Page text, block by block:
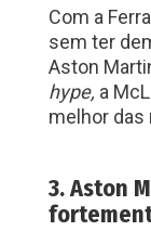
Com a
sem ter
Aston
hype, a
melhor das
3. Aston